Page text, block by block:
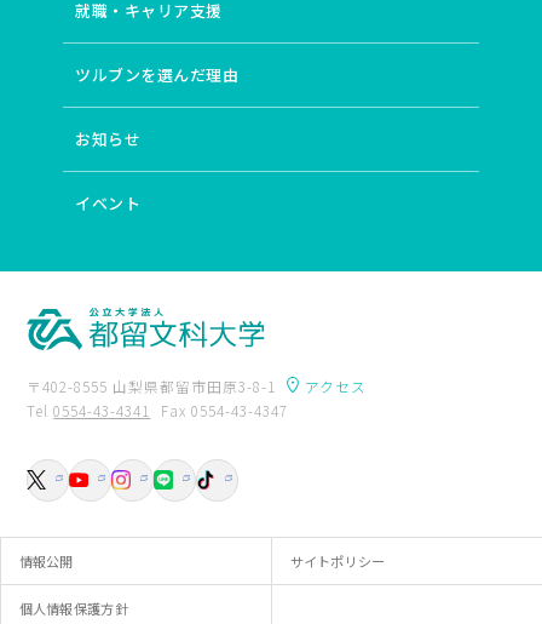
入試資料請求
お問い合わせ
就職・キャリア支援
ツルブンを選んだ理由
お知らせ
イベント
〒402-8555 山梨県都留市田原3-8-1
アクセス
Tel0554-43-4341 Fax 0554-43-4347
情報公開 サイトポリシー
個人情報保護方針